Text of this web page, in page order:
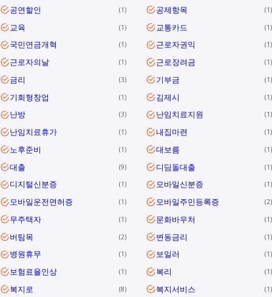
공연할인 1 공제항목 1
교육 1 교통카드 1
국민연금개혁 1 근로자권익 1
근로자의날 1 근로장려금 1
금리 3 기부금 1
기회형창업 1 김제시 1
난방 3 난임치료지원 1
난임치료휴가 1 내집마련 1
노후준비 1 대보름 1
대출 9 디딤돌대출 1
디지털신분증 1 모바일신분증 1
모바일운전면허증 1 모바일주민등록증 2
무주택자 1 문화바우처 1
버팀목 2 변동금리 1
병원휴무 1 보일러 1
보험료율인상 1 복리 1
복지로 8 복지서비스 1